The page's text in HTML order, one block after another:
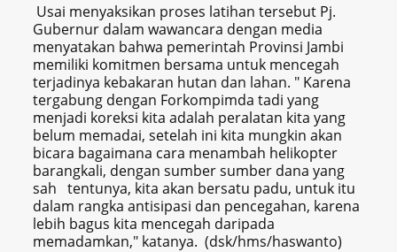
Usai menyaksikan proses latihan tersebut Pj.
Gubernur dalam wawancara dengan media
menyatakan bahwa pemerintah Provinsi Jambi
memiliki komitmen bersama untuk mencegah
terjadinya kebakaran hutan dan lahan. " Karena
tergabung dengan Forkompimda tadi yang
menjadi koreksi kita adalah peralatan kita yang
belum memadai, setelah ini kita mungkin akan
bicara bagaimana cara menambah helikopter
barangkali, dengan sumber sumber dana yang
sah tentunya, kita akan bersatu padu, untuk itu
dalam rangka antisipasi dan pencegahan, karena
lebih bagus kita mencegah daripada
memadamkan," katanya. (dsk/hms/haswanto)